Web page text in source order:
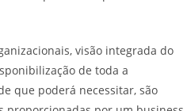
visão integrada do
de toda a
que poderá necessitar, são